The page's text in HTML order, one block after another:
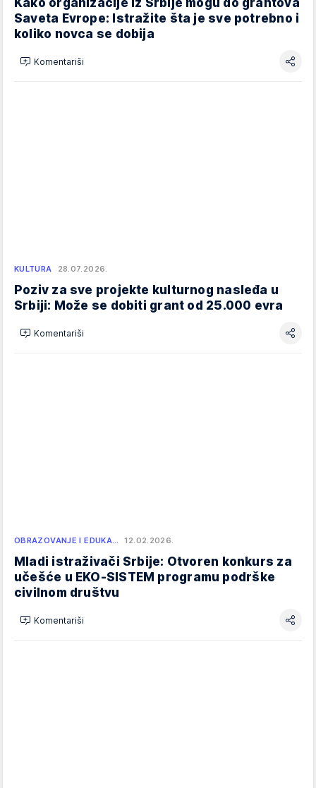
Kako organizacije iz Srbije mogu do grantova
Saveta Evrope: Istražite šta je sve potrebno i
koliko novca se dobija
Komentariši
KULTURA 28.07.2026.
Poziv za sve projekte kulturnog nasleđa u
Srbiji: Može se dobiti grant od 25.000 evra
Komentariši
OBRAZOVANJE I EDUKA… 12.02.2026.
Mladi istraživači Srbije: Otvoren konkurs za
učešće u EKO-SISTEM programu podrške
civilnom društvu
Komentariši